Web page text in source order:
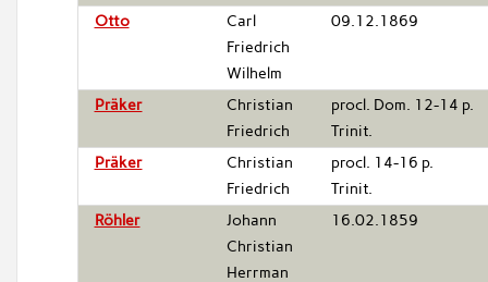
Otto
Carl
Friedrich
Wilhelm
09.12.1869
Präker
Christian
Friedrich
procl. Dom. 12-14 p.
Trinit.
Präker
Christian
Friedrich
procl. 14-16 p.
Trinit.
Röhler
Johann
Christian
Herrman
16.02.1859